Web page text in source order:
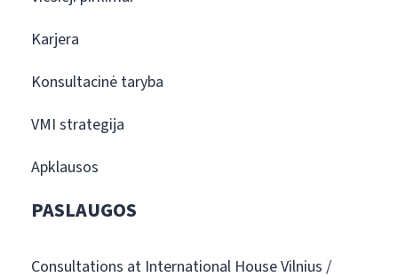
Karjera
Konsultacinė taryba
VMI strategija
Apklausos
PASLAUGOS
Consultations at International House Vilnius /